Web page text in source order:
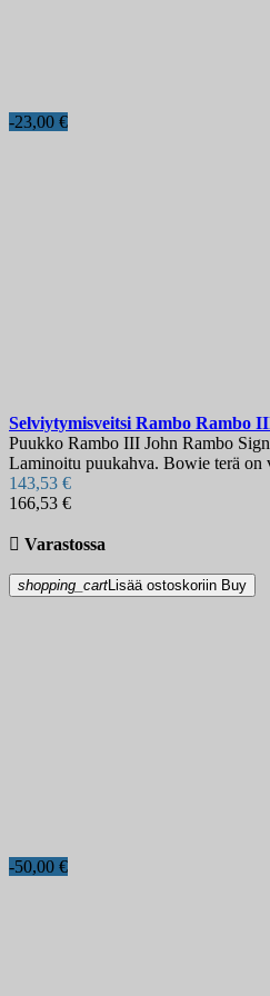
-23,00 €
Selviytymisveitsi Rambo Rambo
Puukko Rambo III John Rambo
Laminoitu puukahva. Bowie terä on
143,53 €
166,53 €
 Varastossa
shopping_cartLisää ostoskoriin Buy
-50,00 €